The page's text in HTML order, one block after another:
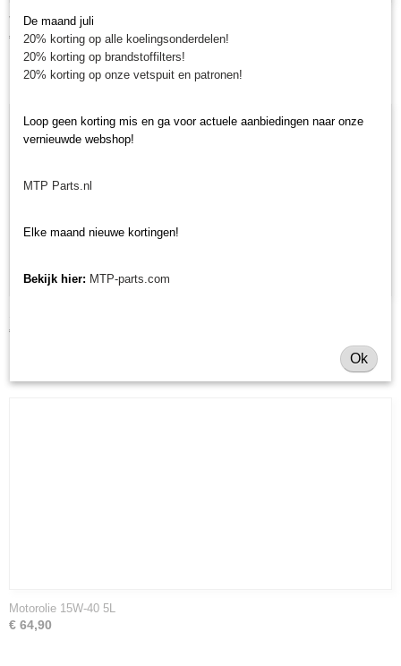
Verf Kubota kleuren
€ 31,58
€ 26,95
Motorolie 15W-40 5L
€ 64,90
De maand juli
20% korting op alle koelingsonderdelen!
20% korting op brandstoffilters!
20% korting op onze vetspuit en patronen!
Loop geen korting mis en ga voor actuele aanbiedingen naar onze
vernieuwde webshop!
MTP Parts.nl
Elke maand nieuwe kortingen!
Bekijk hier: MTP-parts.com
Ok